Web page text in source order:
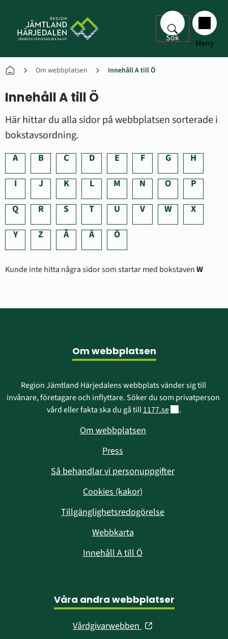
Sök Meny
Om webbplatsen Innehåll A till Ö
Innehåll A till Ö
Här hittar du alla sidor på webbplatsen sorterade i
bokstavsordning.
A B C D E F G
H
I
J K L M N O
P
Q
R S T U V W
X
Y
Z Å Ä Ö
Kunde inte hitta några sidor som startar med bokstavenW
Om webbplatsen
Region Jämtland Härjedalens webbplats vänder sig till
invånare, företagare och inflyttare. Söker du som privatperson
vård eller fakta ska du gå till 1177.seLänk till annan
.
Om webbplatsen
Press
Så behandlar vi personuppgifter
Cookies (kakor)
Tillgänglighetsredogörelse
Webbkarta
Innehåll A till Ö
Våra andra webbplatser
Vårdgivarwebben (öppnas